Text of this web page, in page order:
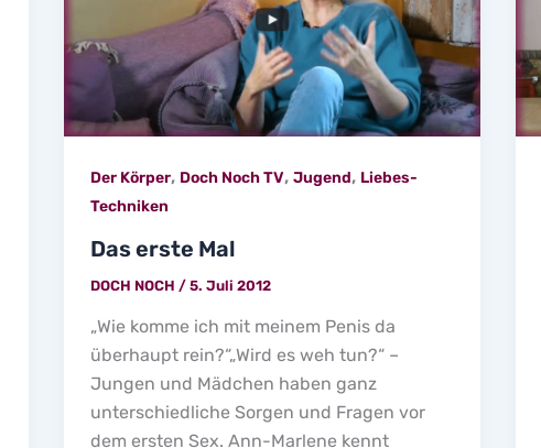
Der Körper, Doch Noch TV, Jugend, Liebes-
Techniken
Das erste Mal
DOCH NOCH / 5. Juli 2012
„Wie komme ich mit meinem Penis da
überhaupt rein?“„Wird es weh tun?“ –
Jungen und Mädchen haben ganz
unterschiedliche Sorgen und Fragen vor
dem ersten Sex. Ann-Marlene kennt